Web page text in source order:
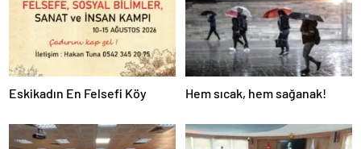
Eskikadın En Felsefi Köy Hem sıcak, hem sağanak!